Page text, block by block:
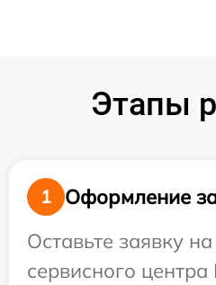
Этапы
1
Оформление
Оставьте заявку
сервисного